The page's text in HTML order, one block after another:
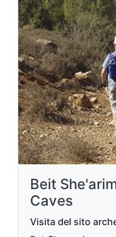
Beit
Caves
Visita del sito